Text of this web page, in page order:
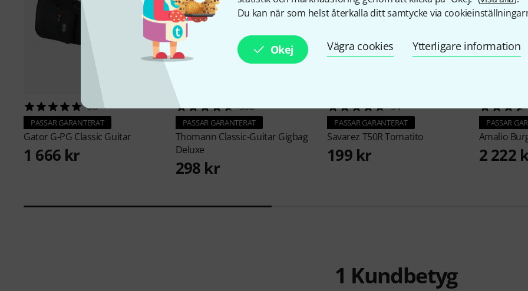
Du kan när som helst återkalla ditt samtycke via
Okej Vägra cookies Ytterligare information
58
PASSAR GARANTERAT
Gator G-PG Classic Guitar
1 666 kr
552
PASSAR GARANTERAT
Thomann Classic-Guitar Gigbag
Deluxe
298 kr
91
PASSAR GARANTERAT
Savarez T50R Tomatito
199 kr
PASSAR
Amalio
2 222
1 Kundbetyg